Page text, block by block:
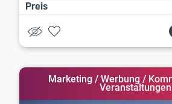
Preis
Marketing / Werbung /
Veranstaltungen